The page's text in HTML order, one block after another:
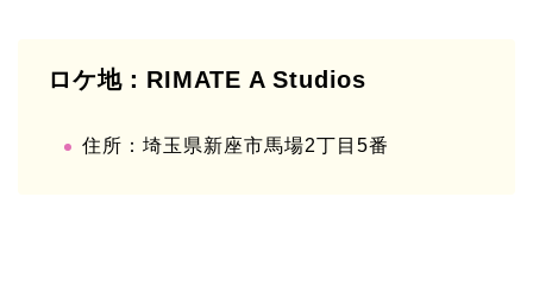
ロケ地：RIMATE A Studios
住所：埼玉県新座市馬場2丁目5番